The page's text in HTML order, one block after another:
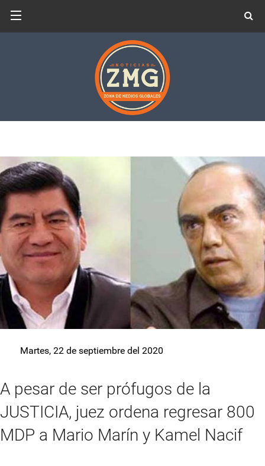
Martes, 22 de septiembre del 2020
A pesar de ser prófugos de la
JUSTICIA, juez ordena regresar 800
MDP a Mario Marín y Kamel Nacif